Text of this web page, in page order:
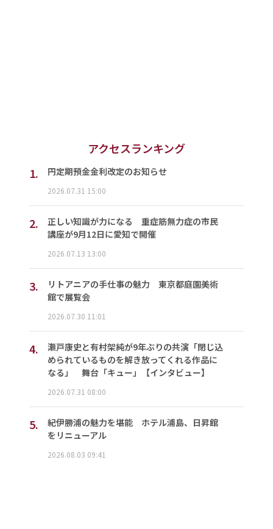
アクセスランキング
1.
円定期預金金利改定のお知らせ
2026.07.31 15:00
2.
正しい知識が力になる 重症筋無力症の市民
講座が9月12日に愛知で開催
2026.07.13 13:00
3.
リトアニアの手仕事の魅力 東京都庭園美術
館で展覧会
2026.07.30 11:01
4.
瀬戸康史と有村架純が9年ぶりの共演「閉じ込
められているものを解き放ってくれる作品に
なる」 舞台「キュー」【インタビュー】
2026.07.31 08:00
5.
紀伊勝浦の魅力を堪能 ホテル浦島、日昇館
をリニューアル
2026.08.03 09:41